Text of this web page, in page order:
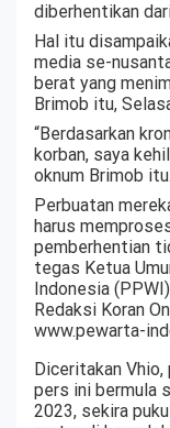
diberhentikan
Hal itu
media se-
berat yang
Brimob itu,
“Berdasarkan
korban, saya
oknum Brimob itu.
Perbuatan
harus
pemberhentian
tegas Ketua
Indonesia
Redaksi Koran
www.pewarta-
Diceritakan
pers ini bermula
2023, sekira